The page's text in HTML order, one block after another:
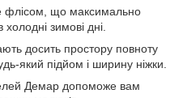
флісом, що максимально
зимові дні.
досить простору повноту
який підйом і ширину ніжки.
Демар допоможе вам